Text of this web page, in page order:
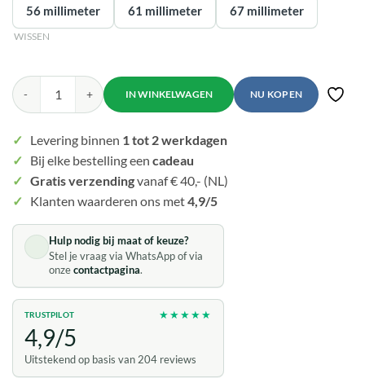
56 millimeter 61 millimeter 67 millimeter
WISSEN
Mei's Viking Iron Runes | ring | Stainless Steel aantal
NU KOPEN
✓ Levering binnen 1 tot 2 werkdagen
✓ Bij elke bestelling een cadeau
✓ Gratis verzendingvanaf € 40,- (NL)
✓ Klanten waarderen ons met4,9/5
Hulp nodig bij maat of keuze?
Stel je vraag via WhatsApp of via
onzecontactpagina.
TRUSTPILOT ★★★★★
4,9/5
Uitstekend op basis van 204 reviews